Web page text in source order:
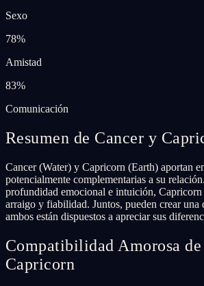
Sexo
78%
Amistad
83%
Comunicación
Resumen de Cancer y
Cancer (Water) y Capricorn (Earth) aportan
potencialmente complementarias a su
profundidad emocional e intuición,
arraigo y fiabilidad. Juntos, pueden crear una
ambos están dispuestos a apreciar sus
Compatibilidad Amorosa
Capricorn